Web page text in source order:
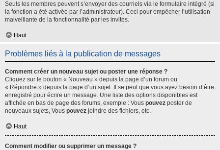
Seuls les membres peuvent s’envoyer des courriels via le formulaire intégré (si
la fonction a été activée par l’administrateur). Ceci pour empêcher l’utilisation
malveillante de la fonctionnalité par les invités.
Haut
Problèmes liés à la publication de messages
Comment créer un nouveau sujet ou poster une réponse ?
Cliquez sur le bouton « Nouveau » depuis la page d’un forum ou
« Répondre » depuis la page d’un sujet. Il se peut que vous ayez besoin d’être
enregistré pour écrire un message. Une liste des options disponibles est
affichée en bas de page des forums, exemple : Vous pouvez poster de
nouveaux sujets, Vous pouvez joindre des fichiers, etc.
Haut
Comment modifier ou supprimer un message ?